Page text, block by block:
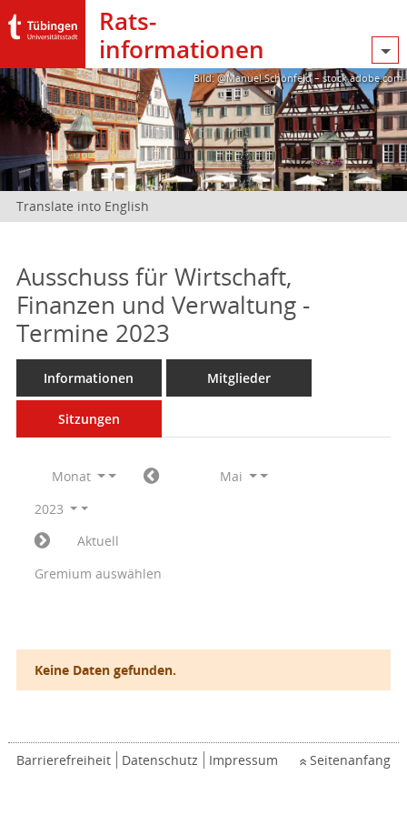
Rats­
informationen
Bild: @Manuel Schönfeld – stock.adobe.com
Translate into English
Ausschuss für Wirtschaft,
Finanzen und Verwaltung -
Termine 2023
Informationen Mitglieder
Sitzungen
Monat
Mai
2023
Aktuell
Gremium auswählen
Keine Daten gefunden.
Barrierefreiheit Datenschutz Impressum Seitenanfang